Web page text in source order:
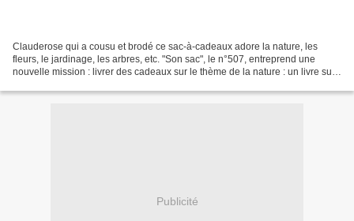
Clauderose qui a cousu et brodé ce sac-à-cadeaux adore la nature, les
fleurs, le jardinage, les arbres, etc. "Son sac", le n°507, entreprend une
nouvelle mission : livrer des cadeaux sur le thème de la nature : un livre sur
Publicité